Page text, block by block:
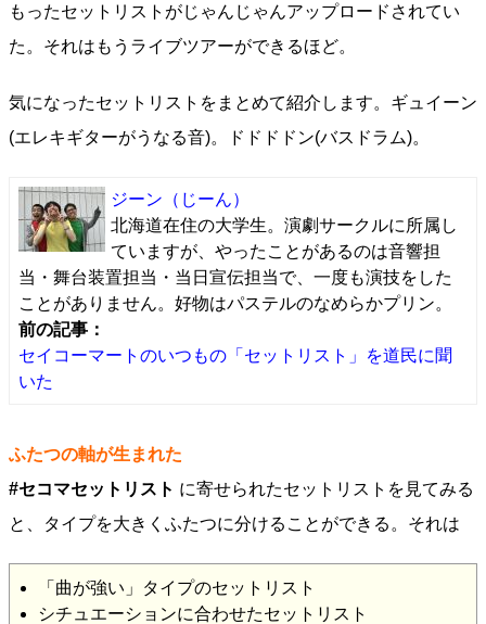
もったセットリストがじゃんじゃんアップロードされてい
た。それはもうライブツアーができるほど。
気になったセットリストをまとめて紹介します。ギュイーン
(エレキギターがうなる音)。ドドドドン(バスドラム)。
ジーン （じーん）
北海道在住の大学生。演劇サークルに所属し
ていますが、やったことがあるのは音響担
当・舞台装置担当・当日宣伝担当で、一度も演技をした
ことがありません。好物はパステルのなめらかプリン。
前の記事：
セイコーマートのいつもの「セットリスト」を道民に聞
いた
ふたつの軸が生まれた
#セコマセットリスト に寄せられたセットリストを見てみる
と、タイプを大きくふたつに分けることができる。それは
「曲が強い」タイプのセットリスト
シチュエーションに合わせたセットリスト